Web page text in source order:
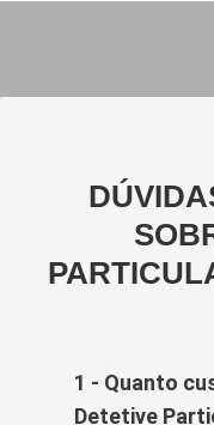
1 - Quanto
Detetive